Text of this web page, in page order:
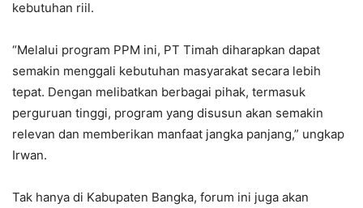
kebutuhan riil.
“Melalui program PPM ini, PT Timah diharapkan dapat
semakin menggali kebutuhan masyarakat secara lebih
tepat. Dengan melibatkan berbagai pihak, termasuk
perguruan tinggi, program yang disusun akan semakin
relevan dan memberikan manfaat jangka panjang,” ungkap
Irwan.
Tak hanya di Kabupaten Bangka, forum ini juga akan